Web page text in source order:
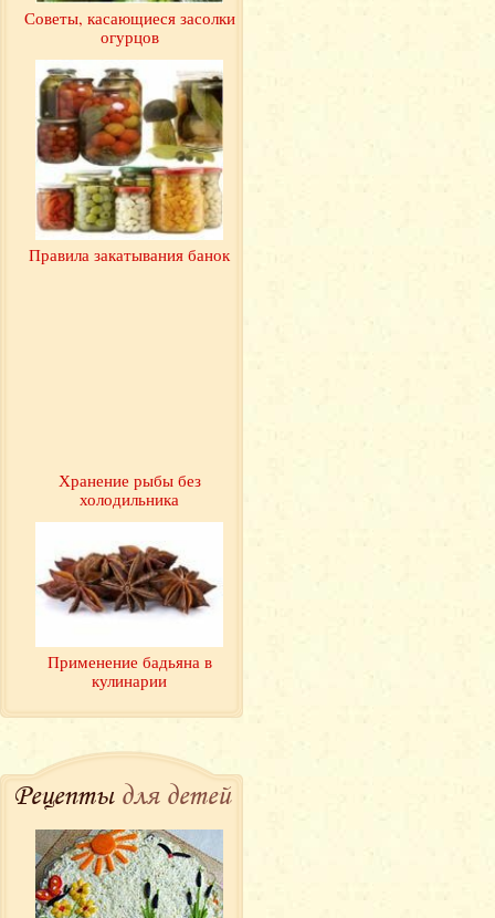
Советы, касающиеся засолки
огурцов
Правила закатывания банок
Хранение рыбы без
холодильника
Применение бадьяна в
кулинарии
Рецепты для детей